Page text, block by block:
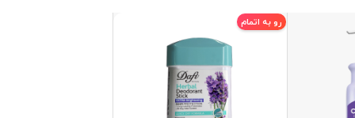
رو به اتمام